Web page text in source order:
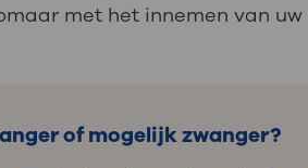
met het innemen van
of mogelijk zwanger?